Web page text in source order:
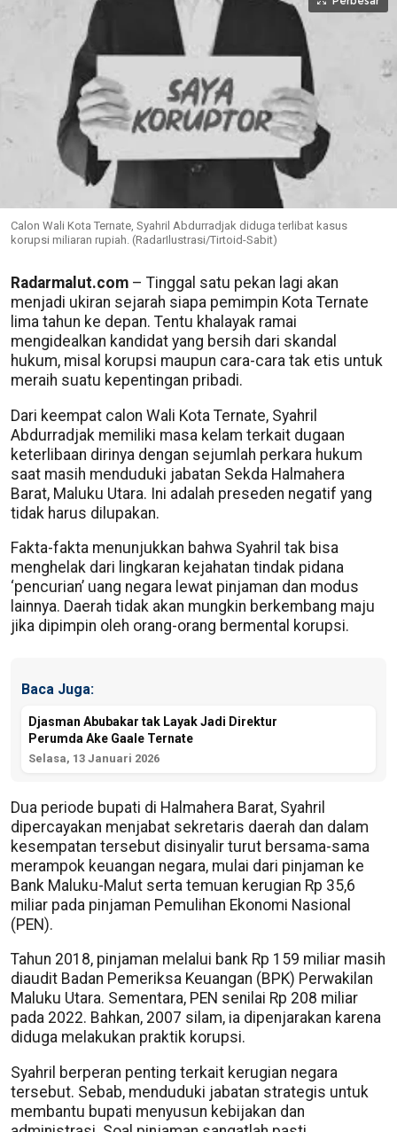
Calon Wali Kota Ternate, Syahril Abdurradjak diduga terlibat kasus
korupsi miliaran rupiah. (RadarIlustrasi/Tirtoid-Sabit)
Radarmalut.com – Tinggal satu pekan lagi akan
menjadi ukiran sejarah siapa pemimpin Kota Ternate
lima tahun ke depan. Tentu khalayak ramai
mengidealkan kandidat yang bersih dari skandal
hukum, misal korupsi maupun cara-cara tak etis untuk
meraih suatu kepentingan pribadi.
Dari keempat calon Wali Kota Ternate, Syahril
Abdurradjak memiliki masa kelam terkait dugaan
keterlibaan dirinya dengan sejumlah perkara hukum
saat masih menduduki jabatan Sekda Halmahera
Barat, Maluku Utara. Ini adalah preseden negatif yang
tidak harus dilupakan.
Fakta-fakta menunjukkan bahwa Syahril tak bisa
menghelak dari lingkaran kejahatan tindak pidana
‘pencurian’ uang negara lewat pinjaman dan modus
lainnya. Daerah tidak akan mungkin berkembang maju
jika dipimpin oleh orang-orang bermental korupsi.
Baca Juga:
Djasman Abubakar tak Layak Jadi Direktur
Perumda Ake Gaale Ternate
Selasa, 13 Januari 2026
Dua periode bupati di Halmahera Barat, Syahril
dipercayakan menjabat sekretaris daerah dan dalam
kesempatan tersebut disinyalir turut bersama-sama
merampok keuangan negara, mulai dari pinjaman ke
Bank Maluku-Malut serta temuan kerugian Rp 35,6
miliar pada pinjaman Pemulihan Ekonomi Nasional
(PEN).
Tahun 2018, pinjaman melalui bank Rp 159 miliar masih
diaudit Badan Pemeriksa Keuangan (BPK) Perwakilan
Maluku Utara. Sementara, PEN senilai Rp 208 miliar
pada 2022. Bahkan, 2007 silam, ia dipenjarakan karena
diduga melakukan praktik korupsi.
Syahril berperan penting terkait kerugian negara
tersebut. Sebab, menduduki jabatan strategis untuk
membantu bupati menyusun kebijakan dan